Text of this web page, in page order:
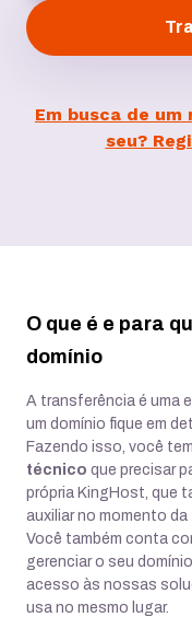
Em busca de um
seu?
O que é e para
domínio
A transferência é uma
um domínio fique em
Fazendo isso, você
técnico que precisar
própria KingHost, que
auxiliar no momento da
Você também conta
gerenciar o seu
acesso às nossas
usa no mesmo lugar.